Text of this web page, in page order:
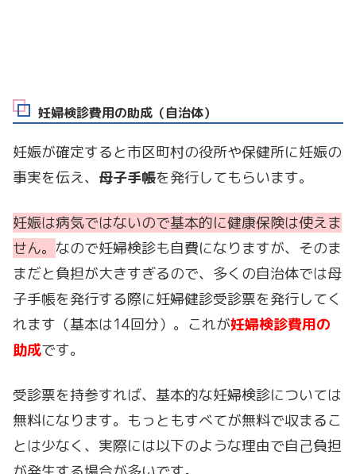
妊婦検診費用の助成（自治体）
妊娠が確定すると市区町村の役所や保健所に妊娠の
事実を伝え、 母子手帳を発行してもらいます。
妊娠は病気ではないので基本的に健康保険は使えま
せん。 なので妊婦検診も自費になりますが、そのま
まだと負担が大きすぎるので、多くの自治体では母
子手帳を発行する際に妊婦健診受診票を発行してく
れます（基本は14回分）。これが妊婦検診費用の
助成です。
受診票を持参すれば、基本的な妊婦検診については
無料になります。もっともすべてが無料で収まるこ
とは少なく、実際には以下のような理由で自己負担